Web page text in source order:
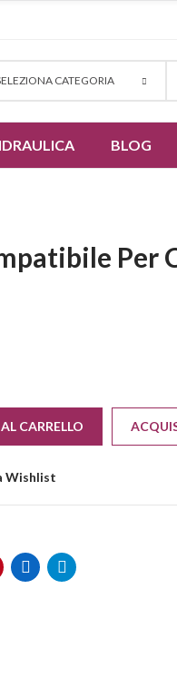
CATEGORIA
BLOG
Per
CARRELLO
Wishlist